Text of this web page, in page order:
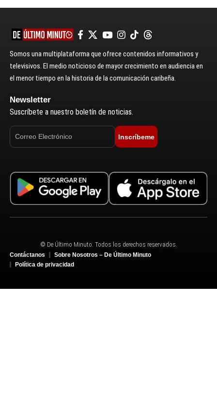
Somos una multiplataforma que ofrece contenidos informativos y
televisivos. El medio noticioso de mayor crecimiento en audiencia en
el menor tiempo en la historia de la comunicación caribeña.
Newsletter
Suscríbete a nuestro boletín de noticias.
Inscríbeme
© De Último Minuto. Todos los derechos reservados.
Contáctanos
Sobre Nosotros – De Último Minuto
Política de privacidad